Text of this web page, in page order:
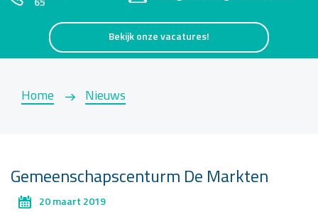
65
Bekijk onze vacatures!
Home Nieuws
Gemeenschapscenturm De Markten
20 maart 2019